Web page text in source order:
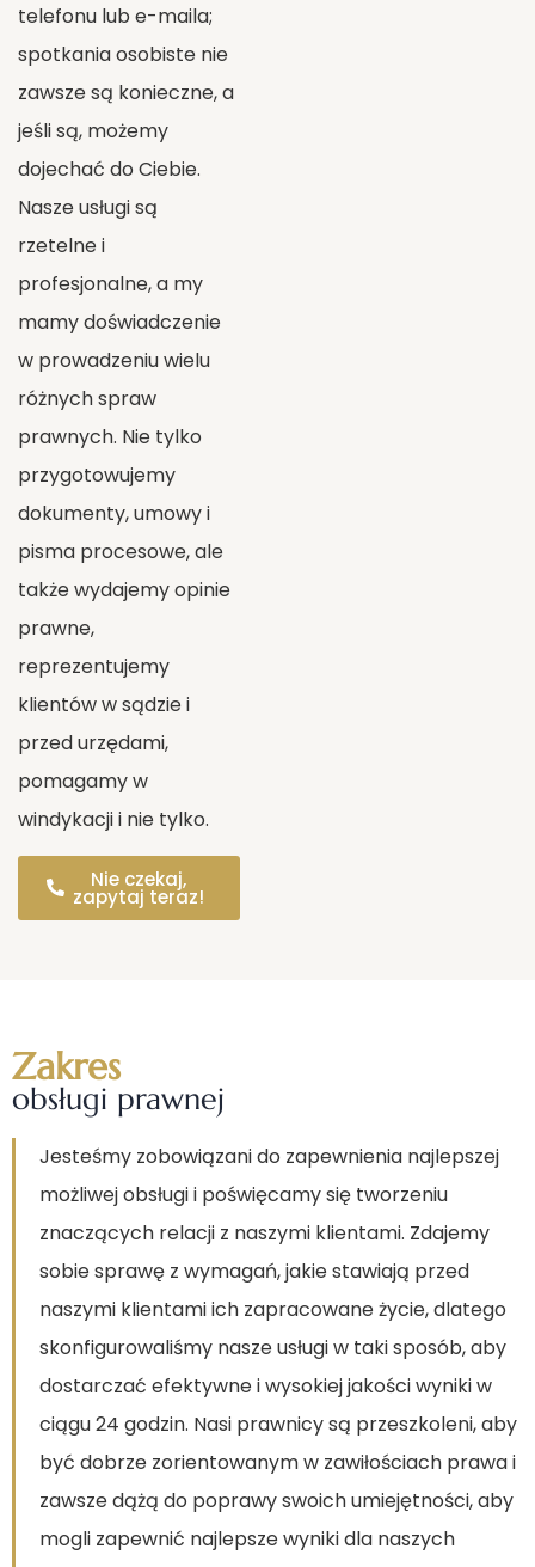
telefonu lub e-maila;
spotkania osobiste nie
zawsze są konieczne, a
jeśli są, możemy
dojechać do Ciebie.
Nasze usługi są
rzetelne i
profesjonalne, a my
mamy doświadczenie
w prowadzeniu wielu
różnych spraw
prawnych. Nie tylko
przygotowujemy
dokumenty, umowy i
pisma procesowe, ale
także wydajemy opinie
prawne,
reprezentujemy
klientów w sądzie i
przed urzędami,
pomagamy w
windykacji i nie tylko.
Nie czekaj,
zapytaj teraz!
Zakres
obsługi prawnej
Jesteśmy zobowiązani do zapewnienia najlepszej
możliwej obsługi i poświęcamy się tworzeniu
znaczących relacji z naszymi klientami. Zdajemy
sobie sprawę z wymagań, jakie stawiają przed
naszymi klientami ich zapracowane życie, dlatego
skonfigurowaliśmy nasze usługi w taki sposób, aby
dostarczać efektywne i wysokiej jakości wyniki w
ciągu 24 godzin. Nasi prawnicy są przeszkoleni, aby
być dobrze zorientowanym w zawiłościach prawa i
zawsze dążą do poprawy swoich umiejętności, aby
mogli zapewnić najlepsze wyniki dla naszych